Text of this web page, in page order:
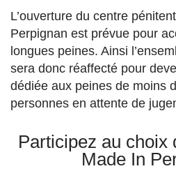
L’ouverture du centre
Perpignan est prévue pour
longues peines. Ainsi
sera donc réaffecté pour
dédiée aux peines de moins
personnes en attente de
Participez au choix
Made In